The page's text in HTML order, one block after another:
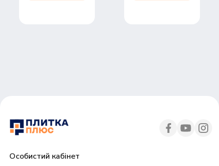
Особистий кабінет